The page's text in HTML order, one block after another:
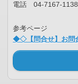
電話 04-7167-1138
参考ページ
◆◇【問合せ】お問